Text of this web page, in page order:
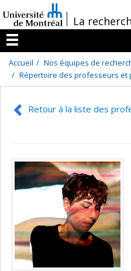
au
contenu
/La
Menu
Accueil
Nos équipes de
Répertoire des professeurs et
Retour à la liste des